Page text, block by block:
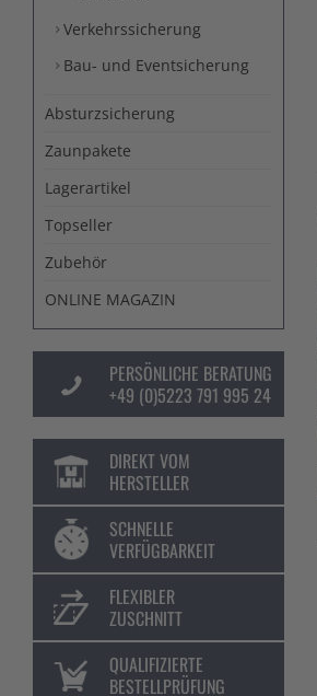
Verkehrssicherung
Bau- und Eventsicherung
Absturzsicherung
Zaunpakete
Lagerartikel
Topseller
Zubehör
ONLINE MAGAZIN
PERSÖNLICHE BERATUNG
+49 (0)5223 791 995 24
DIREKT VOM
HERSTELLER
SCHNELLE
VERFÜGBARKEIT
FLEXIBLER
ZUSCHNITT
QUALIFIZIERTE
BESTELLPRÜFUNG